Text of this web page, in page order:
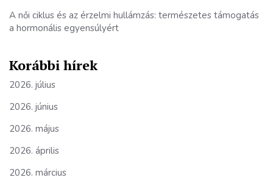
A női ciklus és az érzelmi hullámzás: természetes támogatás
a hormonális egyensúlyért
Korábbi hírek
2026. július
2026. június
2026. május
2026. április
2026. március